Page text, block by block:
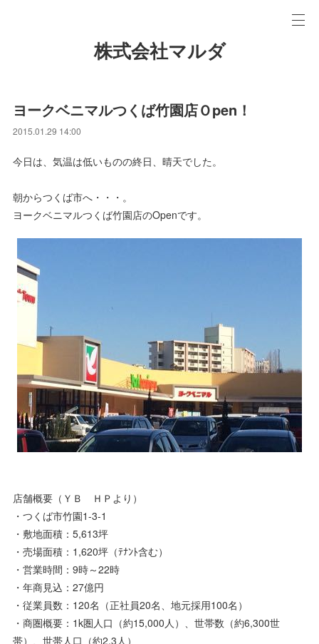
株式会社マルダ
ヨークベニマルつくば竹園店Ｏpen！
2015.01.29 14:00
今日は、気温は低いものの終日、晴天でした。
朝からつくば市へ・・・。
ヨークベニマルつくば竹園店のOpenです。
店舗概要（ＹＢ ＨＰより）
・つくば市竹園1-3-1
・敷地面積：5,613坪
・売場面積：1,620坪（ﾃﾅﾝﾄ含む）
・営業時間：9時～22時
・年商見込：27億円
・従業員数：120名（正社員20名、地元採用100名）
・商圏概要：1k圏人口（約15,000人）、世帯数（約6,300世
帯）、世帯人口（約2,3人）